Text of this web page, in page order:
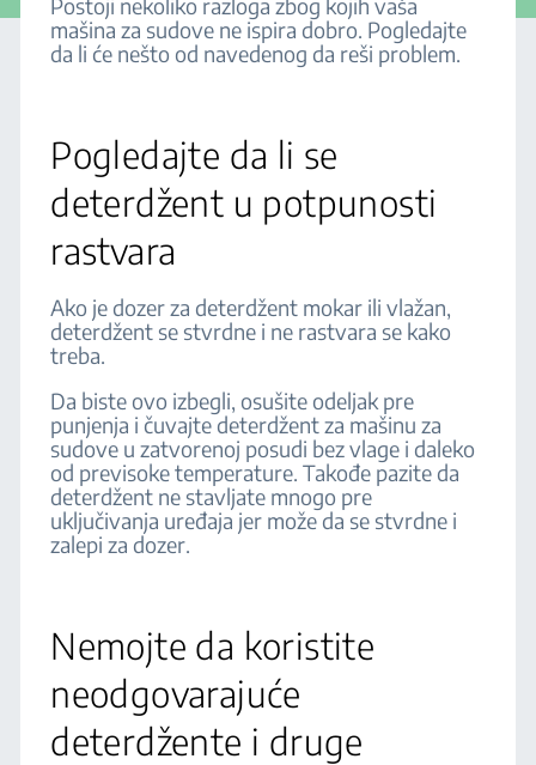
mašina za sudove ne ispira dobro. Pogledajte
da li će nešto od navedenog da reši problem.
Pogledajte da li se
deterdžent u potpunosti
rastvara
Ako je dozer za deterdžent mokar ili vlažan,
deterdžent se stvrdne i ne rastvara se kako
treba.
Da biste ovo izbegli, osušite odeljak pre
punjenja i čuvajte deterdžent za mašinu za
sudove u zatvorenoj posudi bez vlage i daleko
od previsoke temperature. Takođe pazite da
deterdžent ne stavljate mnogo pre
uključivanja uređaja jer može da se stvrdne i
zalepi za dozer.
Nemojte da koristite
neodgovarajuće
deterdžente i druge